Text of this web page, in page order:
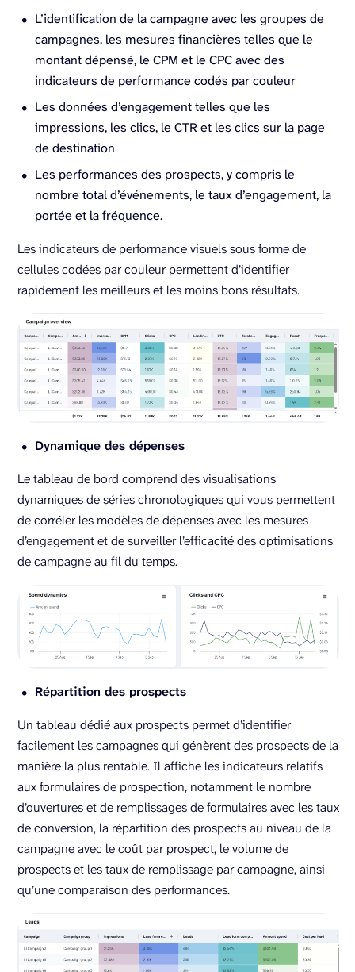
L’identification de la campagne avec les groupes de
campagnes, les mesures financières telles que le
montant dépensé, le CPM et le CPC avec des
indicateurs de performance codés par couleur
Les données d’engagement telles que les
impressions, les clics, le CTR et les clics sur la page
de destination
Les performances des prospects, y compris le
nombre total d’événements, le taux d’engagement, la
portée et la fréquence.
Les indicateurs de performance visuels sous forme de
cellules codées par couleur permettent d’identifier
rapidement les meilleurs et les moins bons résultats.
Dynamique des dépenses
Le tableau de bord comprend des visualisations
dynamiques de séries chronologiques qui vous permettent
de corréler les modèles de dépenses avec les mesures
d’engagement et de surveiller l’efficacité des optimisations
de campagne au fil du temps.
Répartition des prospects
Un tableau dédié aux prospects permet d’identifier
facilement les campagnes qui génèrent des prospects de la
manière la plus rentable. Il affiche les indicateurs relatifs
aux formulaires de prospection, notamment le nombre
d’ouvertures et de remplissages de formulaires avec les taux
de conversion, la répartition des prospects au niveau de la
campagne avec le coût par prospect, le volume de
prospects et les taux de remplissage par campagne, ainsi
qu’une comparaison des performances.